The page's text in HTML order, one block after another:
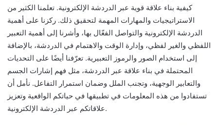
كيفية بناء علاقة قوية عبر الدردشة الإلكترونية. تعلمنا الكثير من
الاستراتيجيات والمهارات المهمة لتحقيق ذلك. ركزنا على أهمية
الدردشة الإلكترونية والتواصل الفعّال بها، وأشرنا إلى أهمية التعبير
اللفظي والغير لفظي، وإدارة الوقت والاهتمام في الدردشة، بالإضافة
إلى استخدام الصور والرموز التعبيرية. تعرّفنا أيضًا على التحديات
المحتملة في بناء علاقة عبر الدردشة، مثل فهم إشارات الجسم
والتعابير الوجهية، وتجنب الملل وضمان استمرار التفاعل. نأمل أن
تستفادوا من هذه المعلومات في تطبيقها في حياتكم الواقعية وتعزيز
علاقاتكم عبر الدردشة الإلكترونية.